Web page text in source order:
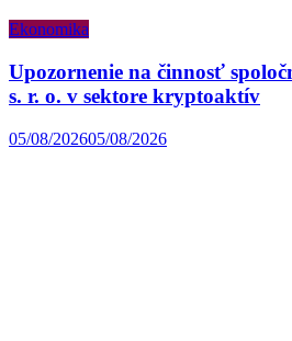
Ekonomika
Upozornenie na činnosť
s. r. o. v sektore kryptoaktív
05/08/202605/08/2026